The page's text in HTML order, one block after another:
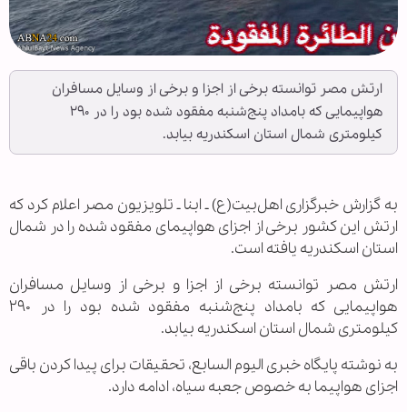
ارتش مصر توانسته برخی از اجزا و برخی از وسایل مسافران
هواپیمایی که بامداد پنج‌شنبه مفقود شده بود را در ۲۹۰
کیلومتری شمال استان اسکندریه بیابد.
به گزارش خبرگزاری اهل‌بیت(ع) ـ ابنا ـ تلویزیون مصر اعلام کرد که
ارتش این کشور برخی از اجزای هواپیمای مفقود شده را در شمال
استان اسکندریه یافته است.
ارتش مصر توانسته برخی از اجزا و برخی از وسایل مسافران
هواپیمایی که بامداد پنج‌شنبه مفقود شده بود را در ۲۹۰
کیلومتری شمال استان اسکندریه بیابد.
به نوشته پایگاه خبری الیوم السابع، تحقیقات برای پیدا کردن باقی
اجزای هواپیما به خصوص جعبه سیاه، ادامه دارد.